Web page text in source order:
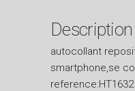
Description
autocollant
smartphone,se
reference:HT1632